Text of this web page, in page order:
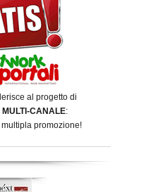
al progetto di
MULTI-CANALE:
promozione!